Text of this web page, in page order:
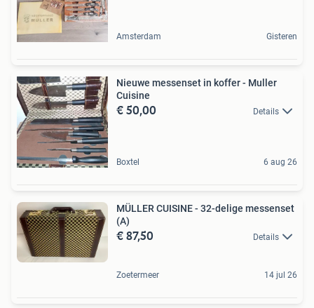
Amsterdam Gisteren
Nieuwe messenset in koffer - Muller
Cuisine
€ 50,00 Details
Boxtel 6 aug 26
MÜLLER CUISINE - 32-delige messenset
(A)
€ 87,50 Details
Zoetermeer 14 jul 26